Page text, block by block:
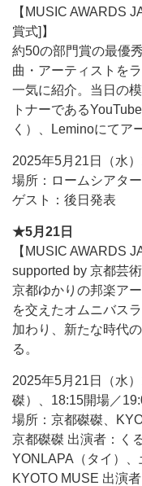
【MUSIC AWARDS
賞式]】
約50の部門賞の最優
曲・アーティストを
一気に紹介。当日の
トナーである
く）、Leminoにてア
2025年5月21日（水
場所：ロームシアタ
ゲスト：後日発表
★5月21日
【MUSIC AWARDS
supported by 京都芸術
京都ゆかりの邦楽ア
を交えたオムニバス
加わり、新たな時代
る。
2025年5月21日（水
磔）、18:15開場／
場所：京都磔磔、
京都磔磔 出演者：く
YONLAPA（タイ）、
KYOTO MUSE 出演